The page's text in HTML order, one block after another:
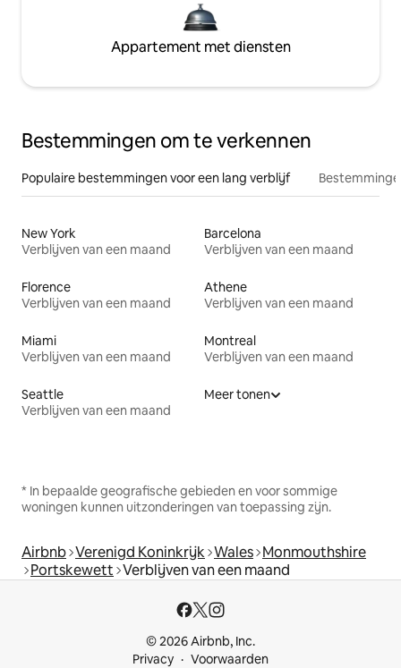
Appartement met diensten
Bestemmingen om te verkennen
Populaire bestemmingen voor een lang verblijf
New York
Verblijven van een maand
Barcelona
Verblijven van een maand
Florence
Verblijven van een maand
Athene
Verblijven van een maand
Miami
Verblijven van een maand
Montreal
Verblijven van een maand
Seattle
Verblijven van een maand
Meer tonen
* In bepaalde geografische gebieden en voor sommige
woningen kunnen uitzonderingen van toepassing zijn.
Airbnb Verenigd Koninkrijk Wales Monmouthshire
Portskewett Verblijven van een maand
© 2026 Airbnb, Inc.
Privacy
Voorwaarden